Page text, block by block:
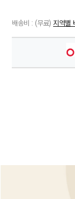
배송비 : (무료) 지역별